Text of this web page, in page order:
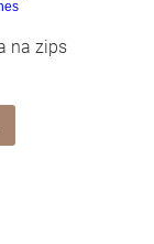
na zips